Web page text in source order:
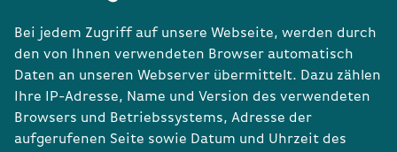
Bei jedem Zugriff auf unsere Webseite, werden durch
den von Ihnen verwendeten Browser automatisch
Daten an unseren Webserver übermittelt. Dazu zählen
Ihre IP-Adresse, Name und Version des verwendeten
Browsers und Betriebssystems, Adresse der
aufgerufenen Seite sowie Datum und Uhrzeit des